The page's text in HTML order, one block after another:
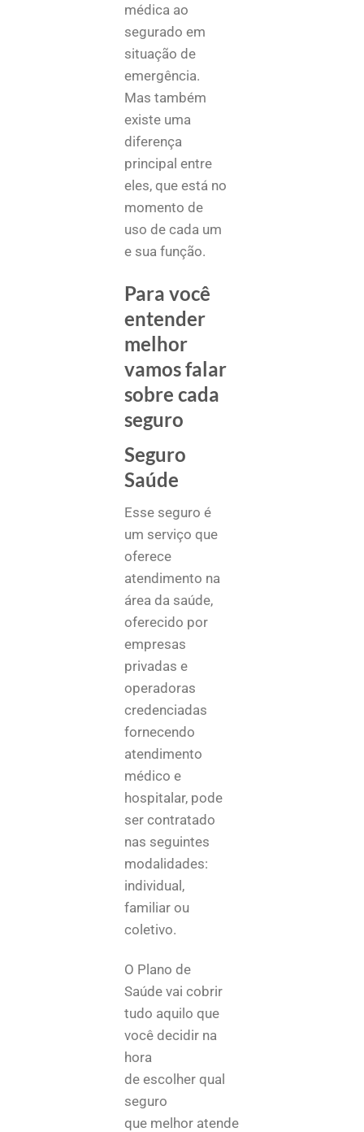
médica ao
segurado em
situação de
emergência.
Mas também
existe uma
diferença
principal entre
eles, que está no
momento de
uso de cada um
e sua função.
Para você
entender
melhor
vamos falar
sobre cada
seguro
Seguro
Saúde
Esse seguro é
um serviço que
oferece
atendimento na
área da saúde,
oferecido por
empresas
privadas e
operadoras
credenciadas
fornecendo
atendimento
médico e
hospitalar, pode
ser contratado
nas seguintes
modalidades:
individual,
familiar ou
coletivo.
O Plano de
Saúde vai cobrir
tudo aquilo que
você decidir na
hora
de escolher qual
seguro
que melhor atende